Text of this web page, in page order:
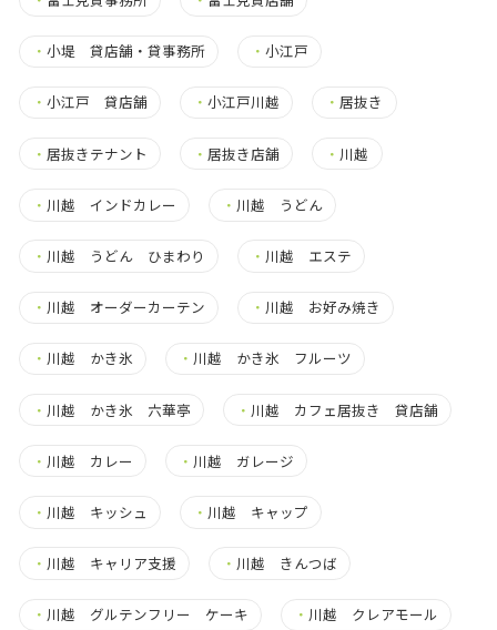
・ 小堤 貸店舗・貸事務所 ・小江戸
・ 小江戸 貸店舗 ・小江戸川越 ・居抜き
・ 居抜きテナント ・ 居抜き店舗 ・ 川越
・ 川越 インドカレー ・ 川越 うどん
・ 川越 うどん ひまわり ・ 川越 エステ
・ 川越 オーダーカーテン ・ 川越 お好み焼き
・ 川越 かき氷 ・ 川越 かき氷 フルーツ
・ 川越 かき氷 六華亭 ・ 川越 カフェ居抜き 貸店舗
・ 川越 カレー ・ 川越 ガレージ
・ 川越 キッシュ ・ 川越 キャップ
・ 川越 キャリア支援 ・ 川越 きんつば
・ 川越 グルテンフリー ケーキ ・ 川越 クレアモール